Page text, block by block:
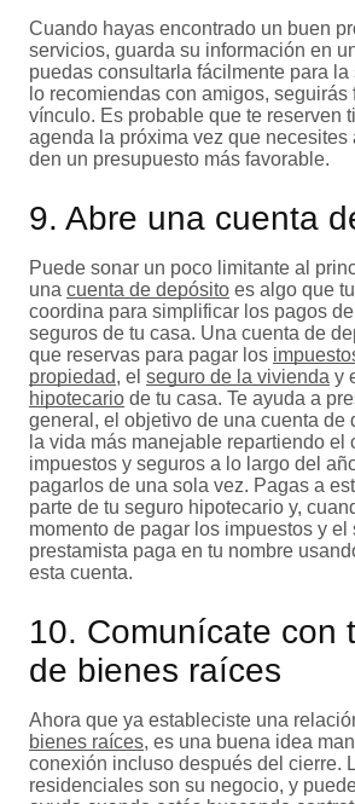
Cuando hayas encontrado un buen
servicios, guarda su información en
puedas consultarla fácilmente para
lo recomiendas con amigos, seguirás
vínculo. Es probable que te reserven
agenda la próxima vez que necesites
den un presupuesto más favorable.
9. Abre una cuenta
Puede sonar un poco limitante al
una cuenta de depósito es algo que
coordina para simplificar los pagos
seguros de tu casa. Una cuenta de
que reservas para pagar los
propiedad, el seguro de la vivienda y
hipotecario de tu casa. Te ayuda a
general, el objetivo de una cuenta de
la vida más manejable repartiendo el
impuestos y seguros a lo largo del
pagarlos de una sola vez. Pagas a
parte de tu seguro hipotecario y,
momento de pagar los impuestos y el
prestamista paga en tu nombre
esta cuenta.
10. Comunícate con
de bienes raíces
Ahora que ya estableciste una
bienes raíces, es una buena idea
conexión incluso después del cierre.
residenciales son su negocio, y